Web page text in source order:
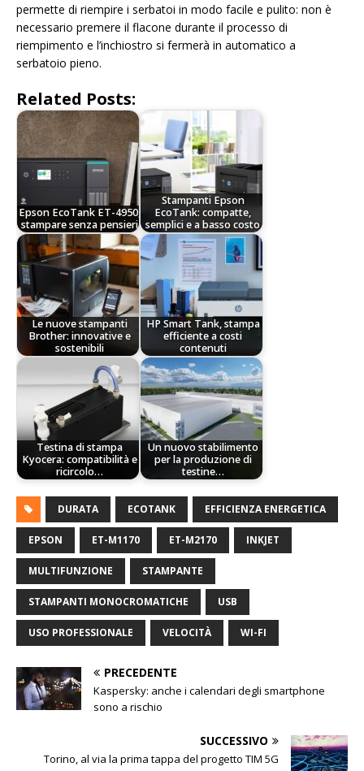
permette di riempire i serbatoi in modo facile e pulito: non è
necessario premere il flacone durante il processo di
riempimento e l’inchiostro si fermerà in automatico a
serbatoio pieno.
Related Posts:
Epson EcoTank ET-4950,
stampare senza pensieri
Stampanti Epson
EcoTank: compatte,
semplici e a basso costo
Le nuove stampanti
Brother: innovative e
sostenibili
HP Smart Tank, stampa
efficiente a costi
contenuti
Testina di stampa
Kyocera: compatibilità e
ricircolo…
Un nuovo stabilimento
per la produzione di
testine…
DURATA ECOTANK EFFICIENZA ENERGETICA
EPSON ET-M1170 ET-M2170 INKJET
MULTIFUNZIONE STAMPANTE
STAMPANTI MONOCROMATICHE USB
USO PROFESSIONALE VELOCITÀ WI-FI
PRECEDENTE
Kaspersky: anche i calendari degli smartphone
sono a rischio
SUCCESSIVO
Torino, al via la prima tappa del progetto TIM 5G